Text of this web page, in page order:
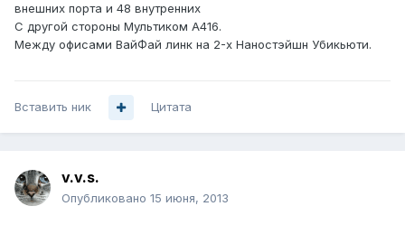
внешних порта и 48 внутренних
С другой стороны Мультиком А416.
Между офисами ВайФай линк на 2-х Наностэйшн Убикьюти.
Вставить ник Цитата
v.v.s.
Опубликовано 15 июня, 2013